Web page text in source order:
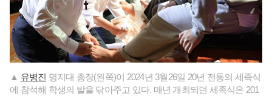
▲ 유병진 명지대 총장(왼쪽)이 2024년 3월26일 20년 전통의 세족식
에 참석해 학생의 발을 닦아주고 있다. 매년 개최되던 세족식은 201